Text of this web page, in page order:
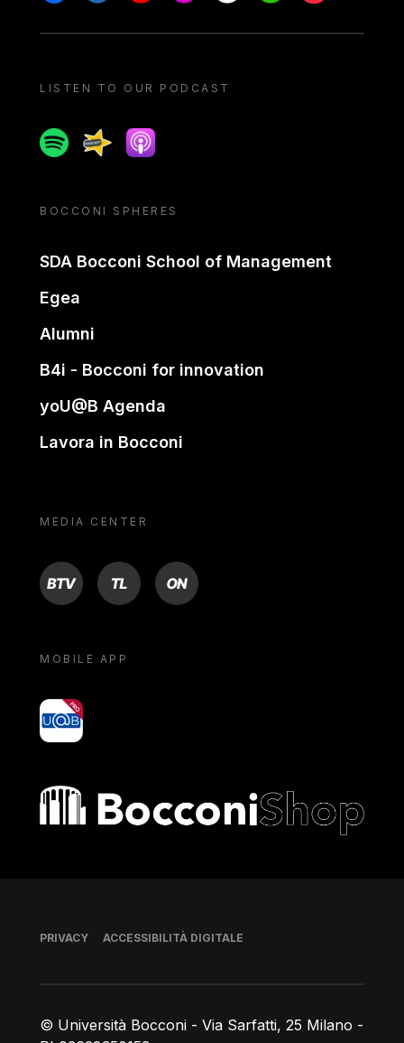
LISTEN TO OUR PODCAST
SpotifySpreakerApple podcast
BOCCONI SPHERES
SDA Bocconi School of Management
Egea
Alumni
B4i - Bocconi for innovation
yoU@B Agenda
Lavora in Bocconi
MEDIA CENTER
BTV TL ON
MOBILE APP
yoU@B
Bocconi shop
© Università Bocconi - Via Sarfatti, 25 Milano -
Piè di pagina
PRIVACY ACCESSIBILITÀ DIGITALE